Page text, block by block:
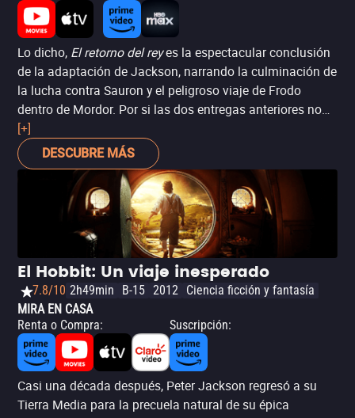
Lo dicho, El retorno del reyes la espectacular conclusión
de la adaptación de Jackson, narrando la culminación de
la lucha contra Sauron y el peligroso viaje de Frodo
dentro de Mordor. Por si las dos entregas anteriores no
hubieran logrado suficiente, esta tercera entrega de
señor de los anillosse convirtió en una de las
más premiadas en la historia de los Oscar, al ganar en
todas sus 11 nominaciones (Mejor película y Mejor
director entre ellas).
[+]
DESCUBRE MÁS
El Hobbit: Un viaje inesperado
7.8/10 2h49min B-15 2012 Ciencia ficción y fantasía
MIRA EN CASA
Renta o Compra: Suscripción:
Casi una década después, Peter Jackson regresó a su
Tierra Media para la precuela natural de su épica